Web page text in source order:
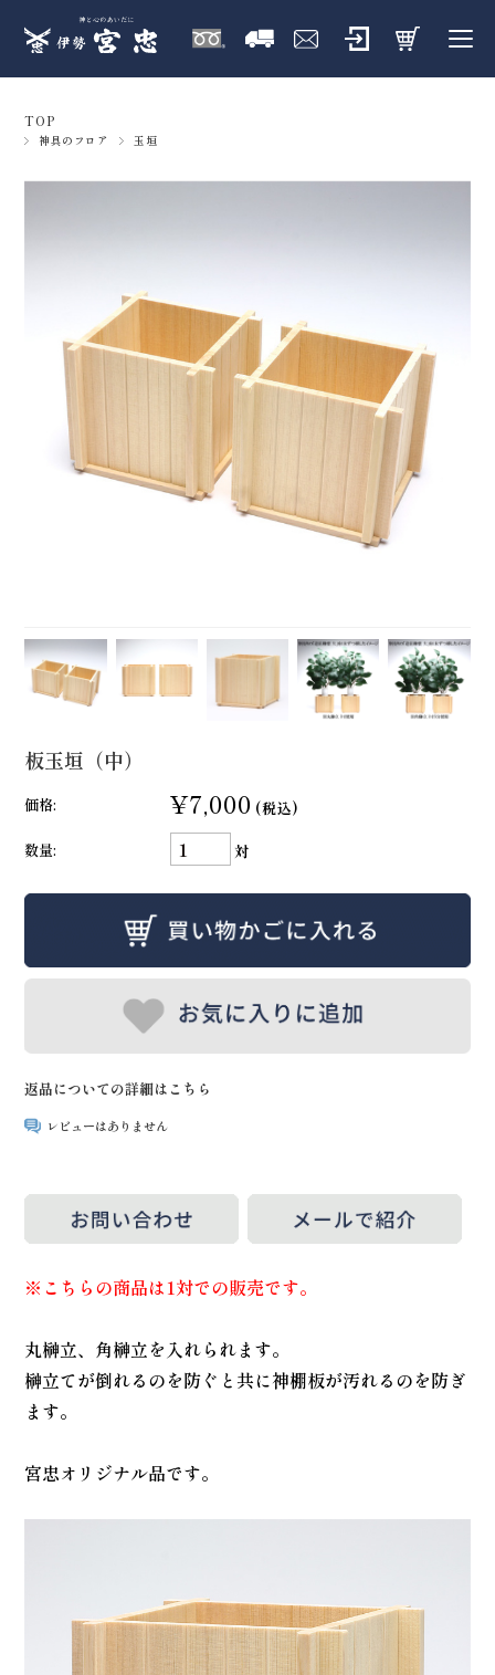
TOP
神具のフロア 玉垣
板玉垣（中）
価格: ¥7,000 (税込)
数量:
対
返品についての詳細はこちら
レビューはありません
※こちらの商品は1対での販売です。
丸榊立、角榊立を入れられます。
榊立てが倒れるのを防ぐと共に神棚板が汚れるのを防ぎ
ます。
宮忠オリジナル品です。